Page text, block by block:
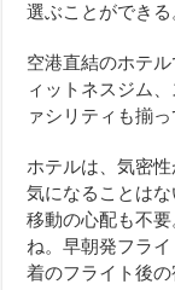
選ぶことができる
空港直結のホテ
ィットネスジム
ァシリティも揃っ
ホテルは、気密
気になることはな
移動の心配も不
ね。早朝発フラ
着のフライト後の